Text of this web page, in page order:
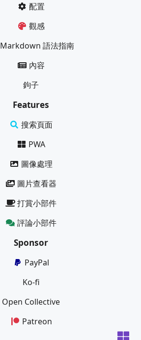
配置
觀感
Markdown 語法指南
內容
鉤子
Features
搜索頁面
PWA
圖像處理
圖片查看器
打賞小部件
評論小部件
Sponsor
PayPal
Ko-fi
Open Collective
Patreon